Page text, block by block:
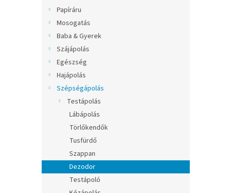
Papíráru
Mosogatás
Baba & Gyerek
Szájápolás
Egészség
Hajápolás
Szépségápolás
Testápolás
Lábápolás
Törlőkendők
Tusfürdő
Szappan
Dezodor
Testápoló